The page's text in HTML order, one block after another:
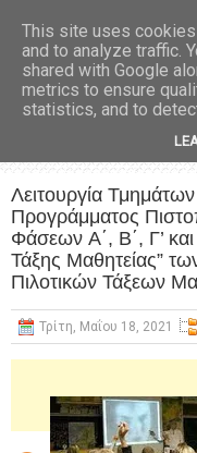
Λειτουργία
Προγράμματος
Φάσεων A΄, Β΄, Γ’
Τάξης Μαθητείας”
Πιλοτικών Τάξεων
Τρίτη, Μαΐου 18, 2021
This site uses
and to analyze traffic.
shared with Google
metrics to ensure
statistics, and to